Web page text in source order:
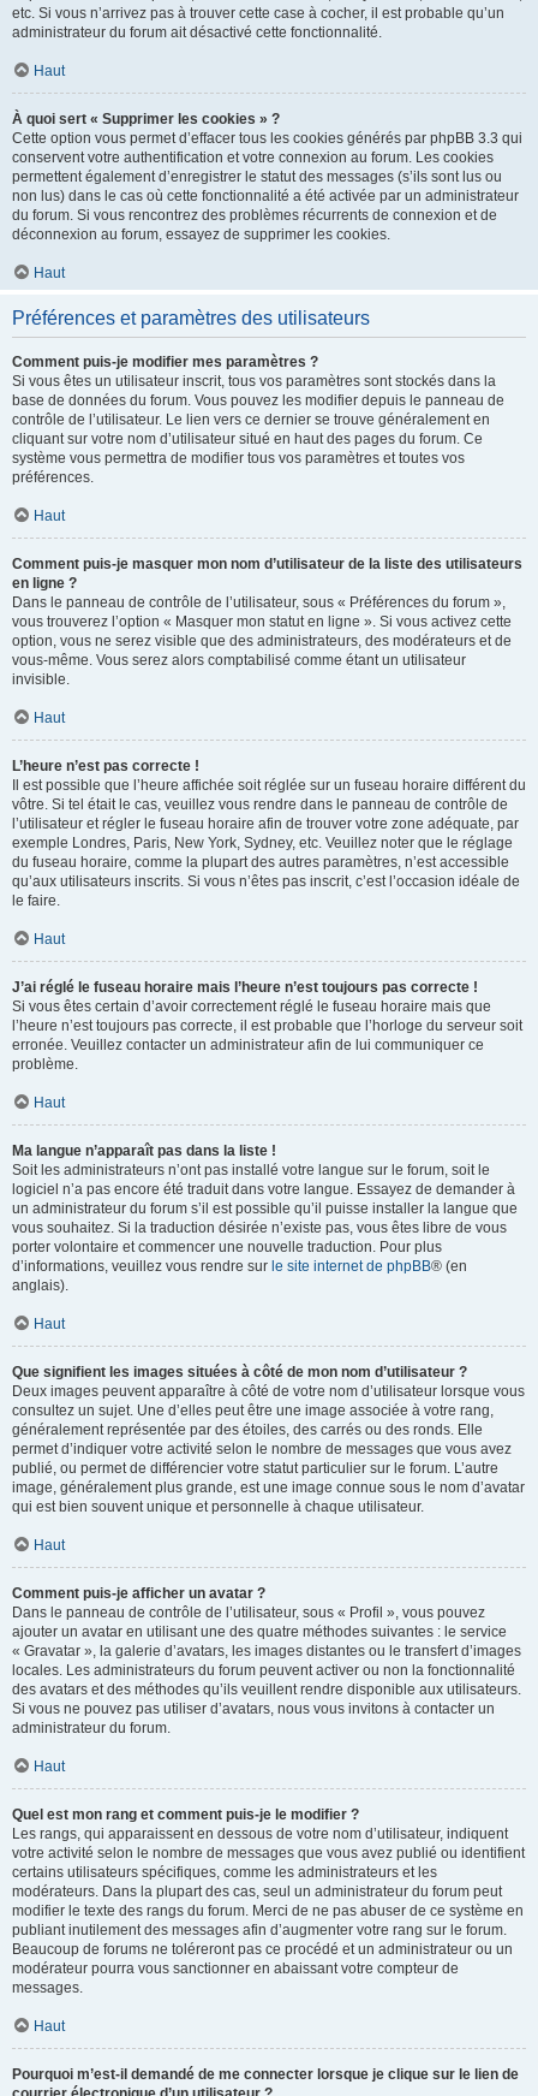
etc. Si vous n’arrivez pas à trouver cette case à cocher, il est probable qu’un
administrateur du forum ait désactivé cette fonctionnalité.
Haut
À quoi sert « Supprimer les cookies » ?
Cette option vous permet d’effacer tous les cookies générés par phpBB 3.3 qui
conservent votre authentification et votre connexion au forum. Les cookies
permettent également d’enregistrer le statut des messages (s’ils sont lus ou
non lus) dans le cas où cette fonctionnalité a été activée par un administrateur
du forum. Si vous rencontrez des problèmes récurrents de connexion et de
déconnexion au forum, essayez de supprimer les cookies.
Haut
Préférences et paramètres des utilisateurs
Comment puis-je modifier mes paramètres ?
Si vous êtes un utilisateur inscrit, tous vos paramètres sont stockés dans la
base de données du forum. Vous pouvez les modifier depuis le panneau de
contrôle de l’utilisateur. Le lien vers ce dernier se trouve généralement en
cliquant sur votre nom d’utilisateur situé en haut des pages du forum. Ce
système vous permettra de modifier tous vos paramètres et toutes vos
préférences.
Haut
Comment puis-je masquer mon nom d’utilisateur de la liste des utilisateurs
en ligne ?
Dans le panneau de contrôle de l’utilisateur, sous « Préférences du forum »,
vous trouverez l’option « Masquer mon statut en ligne ». Si vous activez cette
option, vous ne serez visible que des administrateurs, des modérateurs et de
vous-même. Vous serez alors comptabilisé comme étant un utilisateur
invisible.
Haut
L’heure n’est pas correcte !
Il est possible que l’heure affichée soit réglée sur un fuseau horaire différent du
vôtre. Si tel était le cas, veuillez vous rendre dans le panneau de contrôle de
l’utilisateur et régler le fuseau horaire afin de trouver votre zone adéquate, par
exemple Londres, Paris, New York, Sydney, etc. Veuillez noter que le réglage
du fuseau horaire, comme la plupart des autres paramètres, n’est accessible
qu’aux utilisateurs inscrits. Si vous n’êtes pas inscrit, c’est l’occasion idéale de
le faire.
Haut
J’ai réglé le fuseau horaire mais l’heure n’est toujours pas correcte !
Si vous êtes certain d’avoir correctement réglé le fuseau horaire mais que
l’heure n’est toujours pas correcte, il est probable que l’horloge du serveur soit
erronée. Veuillez contacter un administrateur afin de lui communiquer ce
problème.
Haut
Ma langue n’apparaît pas dans la liste !
Soit les administrateurs n’ont pas installé votre langue sur le forum, soit le
logiciel n’a pas encore été traduit dans votre langue. Essayez de demander à
un administrateur du forum s’il est possible qu’il puisse installer la langue que
vous souhaitez. Si la traduction désirée n’existe pas, vous êtes libre de vous
porter volontaire et commencer une nouvelle traduction. Pour plus
d’informations, veuillez vous rendre sur le site internet de phpBB® (en
anglais).
Haut
Que signifient les images situées à côté de mon nom d’utilisateur ?
Deux images peuvent apparaître à côté de votre nom d’utilisateur lorsque vous
consultez un sujet. Une d’elles peut être une image associée à votre rang,
généralement représentée par des étoiles, des carrés ou des ronds. Elle
permet d’indiquer votre activité selon le nombre de messages que vous avez
publié, ou permet de différencier votre statut particulier sur le forum. L’autre
image, généralement plus grande, est une image connue sous le nom d’avatar
qui est bien souvent unique et personnelle à chaque utilisateur.
Haut
Comment puis-je afficher un avatar ?
Dans le panneau de contrôle de l’utilisateur, sous « Profil », vous pouvez
ajouter un avatar en utilisant une des quatre méthodes suivantes : le service
« Gravatar », la galerie d’avatars, les images distantes ou le transfert d’images
locales. Les administrateurs du forum peuvent activer ou non la fonctionnalité
des avatars et des méthodes qu’ils veuillent rendre disponible aux utilisateurs.
Si vous ne pouvez pas utiliser d’avatars, nous vous invitons à contacter un
administrateur du forum.
Haut
Quel est mon rang et comment puis-je le modifier ?
Les rangs, qui apparaissent en dessous de votre nom d’utilisateur, indiquent
votre activité selon le nombre de messages que vous avez publié ou identifient
certains utilisateurs spécifiques, comme les administrateurs et les
modérateurs. Dans la plupart des cas, seul un administrateur du forum peut
modifier le texte des rangs du forum. Merci de ne pas abuser de ce système en
publiant inutilement des messages afin d’augmenter votre rang sur le forum.
Beaucoup de forums ne toléreront pas ce procédé et un administrateur ou un
modérateur pourra vous sanctionner en abaissant votre compteur de
messages.
Haut
Pourquoi m’est-il demandé de me connecter lorsque je clique sur le lien de